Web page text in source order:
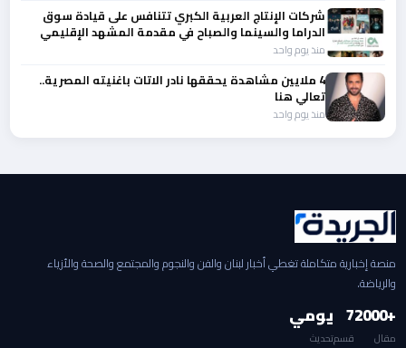
شركات الإنتاج العربية الكبري تتنافس على قيادة سوق
الدراما والسينما والصباح في مقدمة المشهد الإقليمي
منذ يوم واحد
4 ملايين مشاهدة يحققها نادر الاتات باغنيته المصرية..
تعالي هنا
منذ يوم واحد
منصة إخبارية متكاملة تغطي أخبار لبنان والفن والنجوم والمجتمع والصحة والأزياء
والرياضة.
+2000
مقال
7
قسم
يومي
تحديث